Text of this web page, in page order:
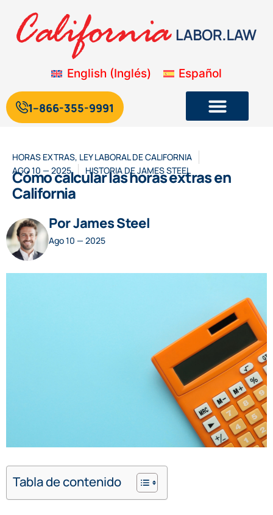
English (Inglés) Español
1--866-355-9991
HORAS EXTRAS, LEY LABORAL DE CALIFORNIA
AGO 10 — 2025
HISTORIA DEJAMES STEEL
Cómo calcular las horas extras en
California
Por James Steel
Ago 10 — 2025
Tabla de contenido